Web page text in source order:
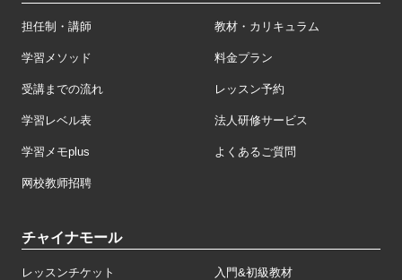
担任制・講師 教材・カリキュラム
学習メソッド 料金プラン
受講までの流れ レッスン予約
学習レベル表 法人研修サービス
学習メモplus よくあるご質問
网校教师招聘
チャイナモール
レッスンチケット 入門&初級教材